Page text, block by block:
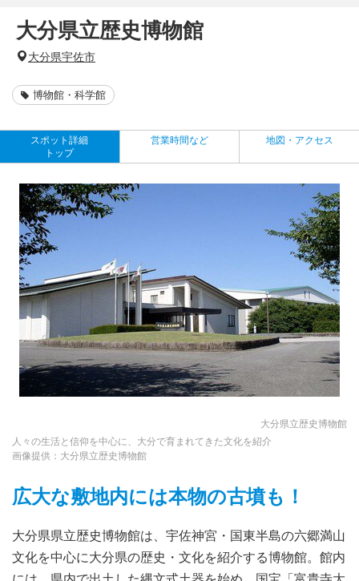
大分県立歴史博物館
大分県宇佐市
博物館・科学館
スポット詳細
トップ
営業時間など 地図・アクセス
大分県立歴史博物館
人々の生活と信仰を中心に、大分で育まれてきた文化を紹介
画像提供：大分県立歴史博物館
広大な敷地内には本物の古墳も！
大分県県立歴史博物館は、宇佐神宮・国東半島の六郷満山
文化を中心に大分県の歴史・文化を紹介する博物館。館内